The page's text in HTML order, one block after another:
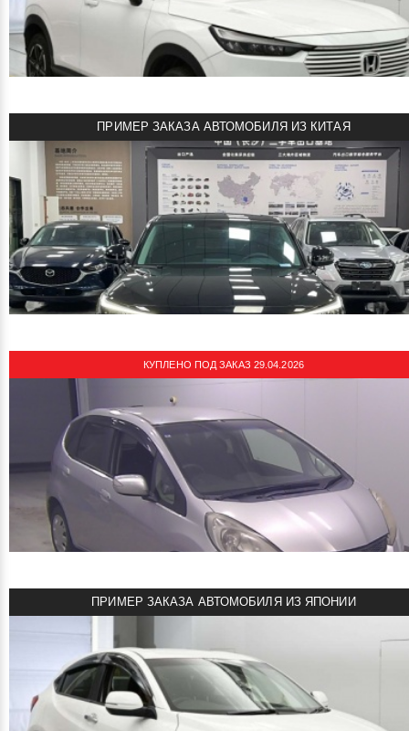
HONDA WR-V 2026
Новый автомобиль, куплен под заказ в Японии!
MIRIVE Aichi S AA
Объем двигателя: 1.5 л
Пробег: 12 км
Комплектация: Z+
смотреть подробнее
Цена: 1950000 руб
HONDA VEZEL 2022
Автомобиль под заказ из Японии!
CAA Chubu 5 AA
Объем двигателя: 1.5 л
Пробег: 29000 км
смотреть подробнее
ПРИМЕР ЗАКАЗА АВТОМОБИЛЯ ИЗ КИТАЯ
1980000 руб
HONDA XR-V 2022
Автомобиль под заказ из Китая!
Объем двигателя: 1.5 л
Мощность: 123 л.с.
смотреть подробнее
КУПЛЕНО ПОД ЗАКАЗ 29.04.2026
Цена: 177000 ¥
HONDA FIT 2013
ПРИМЕР ЗАКАЗА АВТОМОБИЛЯ ИЗ ЯПОНИИ